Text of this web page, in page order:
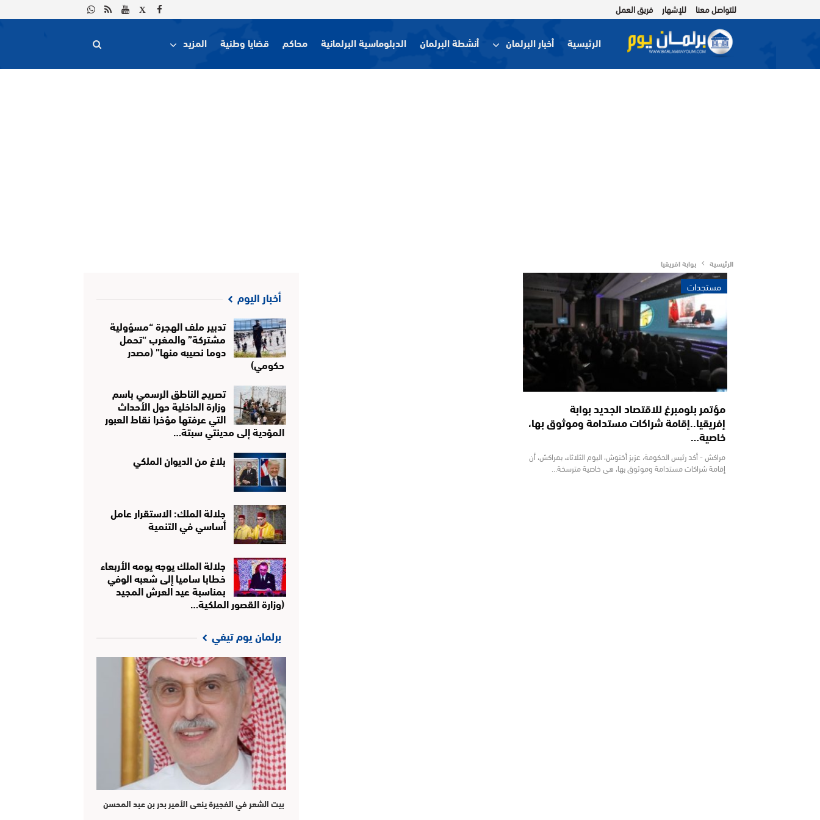
للتواصل معنا للإشهار فريق العمل
الرئيسية أخبار البرلمان أنشطة البرلمان الدبلوماسية البرلمانية محاكم قضايا وطنية المزيد
الرئيسية بوابة افريقيا
مستجدات
مؤتمر بلومبرغ للاقتصاد الجديد بوابة
إفريقيا..إقامة شراكات مستدامة وموثوق بها،
خاصية…
مراكش - أكد رئيس الحكومة، عزيز أخنوش، اليوم الثلاثاء، بمراكش، أن
إقامة شراكات مستدامة وموثوق بها، هي خاصية مترسخة…
أخبار اليوم
تدبير ملف الهجرة “مسؤولية
مشتركة” والمغرب “تحمل
دوما نصيبه منها” (مصدر
حكومي)
تصريح الناطق الرسمي باسم
وزارة الداخلية حول الأحداث
التي عرفتها مؤخرا نقاط العبور
المؤدية إلى مدينتي سبتة…
بلاغ من الديوان الملكي
جلالة الملك: الاستقرار عامل
أساسي في التنمية
جلالة الملك يوجه يومه الأربعاء
خطابا ساميا إلى شعبه الوفي
بمناسبة عيد العرش المجيد
(وزارة القصور الملكية…
برلمان يوم تيفي
بيت الشعر في الفجيرة ينعى الأمير بدر بن عبد المحسن